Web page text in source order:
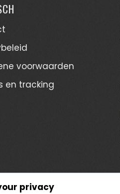
voorwaarden
en tracking
privacy